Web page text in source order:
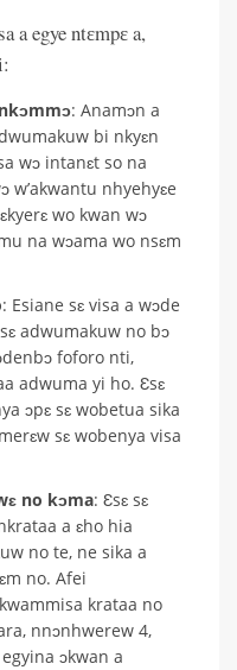
a egye ntɛmpɛ a,
: Anamɔn a
bi nkyɛn
wɔ intanɛt so na
w’akwantu nhyehyɛe
wo kwan wɔ
na wɔama wo nsɛm
: Esiane sɛ visa a wɔde
adwumakuw no bɔ
foforo nti,
adwuma yi ho. Ɛsɛ
ɔpɛ sɛ wobetua sika
sɛ wobenya visa
no kɔma: Ɛsɛ sɛ
a ɛho hia
no te, ne sika a
no. Afei
krataa no
nnɔnhwerew 4,
ɔkwan a